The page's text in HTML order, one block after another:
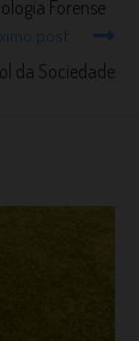
Forense
post
da Sociedade